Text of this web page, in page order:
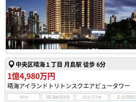
中央区晴海１丁目 月島駅 徒歩 6分
1億4,980万円
晴海アイランドトリトンスクエアビュータワー
NEW 現地見学会 おすすめ 会員限定